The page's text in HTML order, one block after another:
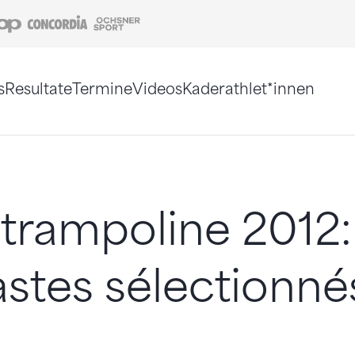
Coop Concordia
ResultateTermineVideosKaderathlet*innen
2012: